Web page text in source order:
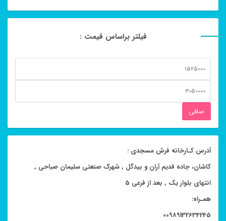
فیلتر براساس قیمت :
قیمت
قيمت
صافی
آدرس کـارخانه فرش مسجدی :
کاشان، جاده قدیم آران و بیدگل , شهرک صنعتی سلیمان صباحی ,
انتهای بلوار یک , بعد از فرعی 5
همـراه:
00989132634245